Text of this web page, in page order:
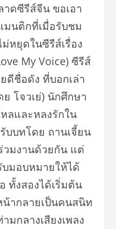
าดซีรีส์จีน ขอเอา
นติกที่เมื่อรับชม
หยุดในซีรีส์เรื่อง
My Voice) ซีรีส์
ดีชื่อดัง ที่บอกเล่า
ย โจวเย่) นักศึกษา
ลและหลงรักใน
บบทโดย ถานเจี้ยน
วมงานด้วยกัน แต่
มอบหมายให้ได้
ทั้งสองได้เริ่มต้น
ากลายเป็นคนสนิท
มกลางเสียงเพลง